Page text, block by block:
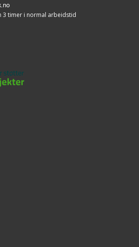
3 timer i normal arbeidstid